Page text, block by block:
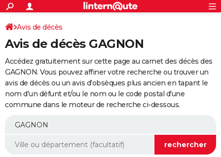
ACTUALITÉS
Politique
Société
Faits Divers
Education
Monde
Villes
+
SPORT
Coupe du monde 2026
Football
Tennis
Cyclisme
Rugby
Forum
Programme TV
TNT
Streaming
Cinéma
Sorties cinéma
Musique
+
FINANCE
Retraite
Epargne
Immobilier
Risques naturels par ville
Banque
Assurance
AUTO
Essais
Réserver un essai
Citadines
Berlines
SUV
Forum auto
+
Mobiles
Meilleur smartphone
Internet
Ordinateurs
Jeux vidéo
Guide high-tech
Aménagement intérieur
Avis de décès
Avis de décès GAGNON
Accédez gratuitement sur cette page au carnet des décès des
GAGNON. Vous pouvez affiner votre recherche ou trouver un
avis de décès ou un avis d'obsèques plus ancien en tapant le
nom d'un défunt et/ou le nom ou le code postal d'une
commune dans le moteur de recherche ci-dessous.